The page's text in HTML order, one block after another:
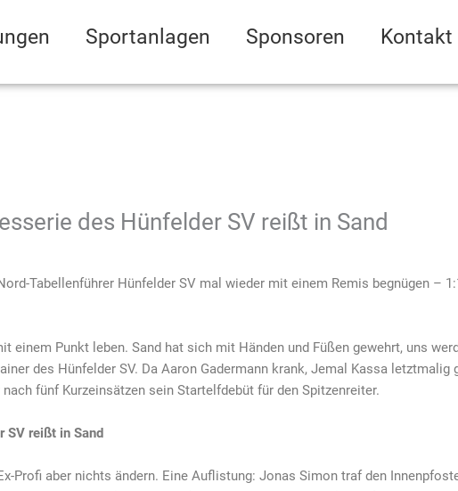
Sportanlagen Sponsoren Kontakt
des Hünfelder SV reißt in Sand
Tabellenführer Hünfelder SV mal wieder mit einem Remis begnügen –
einem Punkt leben. Sand hat sich mit Händen und Füßen gewehrt, uns
des Hünfelder SV. Da Aaron Gadermann krank, Jemal Kassa letztmalig
fünf Kurzeinsätzen sein Startelfdebüt für den Spitzenreiter.
SV reißt in Sand
Profi aber nichts ändern. Eine Auflistung: Jonas Simon traf den